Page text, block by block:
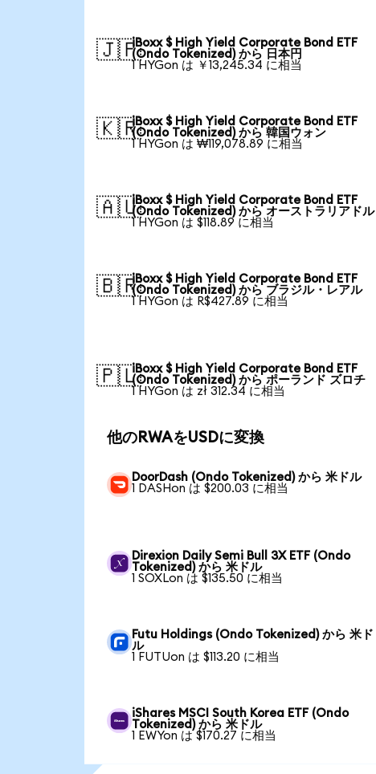
🇯🇵iBoxx $ High Yield Corporate Bond ETF
(Ondo Tokenized) から 日本円
1 HYGon は ￥13,245.34 に相当
🇰🇷iBoxx $ High Yield Corporate Bond ETF
(Ondo Tokenized) から 韓国ウォン
1 HYGon は ₩119,078.89 に相当
🇦🇺iBoxx $ High Yield Corporate Bond ETF
(Ondo Tokenized) から オーストラリアドル
1 HYGon は $118.89 に相当
🇧🇷iBoxx $ High Yield Corporate Bond ETF
(Ondo Tokenized) から ブラジル・レアル
1 HYGon は R$427.89 に相当
🇵🇱iBoxx $ High Yield Corporate Bond ETF
(Ondo Tokenized) から ポーランド ズロチ
1 HYGon は zł 312.34 に相当
他のRWAをUSDに変換
DoorDash (Ondo Tokenized) から 米ドル
1 DASHon は $200.03 に相当
Direxion Daily Semi Bull 3X ETF (Ondo
Tokenized) から 米ドル
1 SOXLon は $135.50 に相当
Futu Holdings (Ondo Tokenized) から 米ド
ル
1 FUTUon は $113.20 に相当
iShares MSCI South Korea ETF (Ondo
Tokenized) から 米ドル
1 EWYon は $170.27 に相当